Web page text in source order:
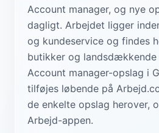
Account manager, og nye
dagligt. Arbejdet ligger
og kundeservice og findes
butikker og
Account manager-opslag i
tilføjes løbende på
de enkelte opslag herover,
Arbejd-appen.